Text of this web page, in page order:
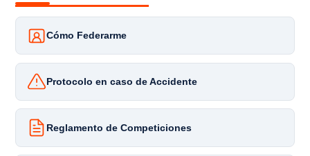
Cómo Federarme
Protocolo en caso de Accidente
Reglamento de Competiciones